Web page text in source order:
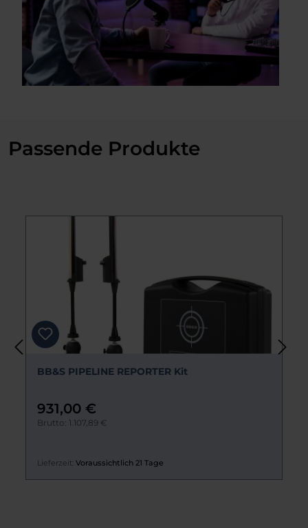
Passende Produkte
SWIT CK-210 2.10m Roll-up Portable Green
349,00 €
Brutto: 415,31 €
Lieferzeit: Voraussichtlich 5 Tage